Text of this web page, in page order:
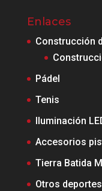
Enlaces
Construcción
Pádel
Tenis
Iluminación
Accesorios
Tierra Batida
Otros deportes